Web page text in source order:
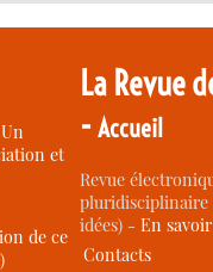
et
de ce
La Revue
-Accueil
Revue
idées) -En
Contacts